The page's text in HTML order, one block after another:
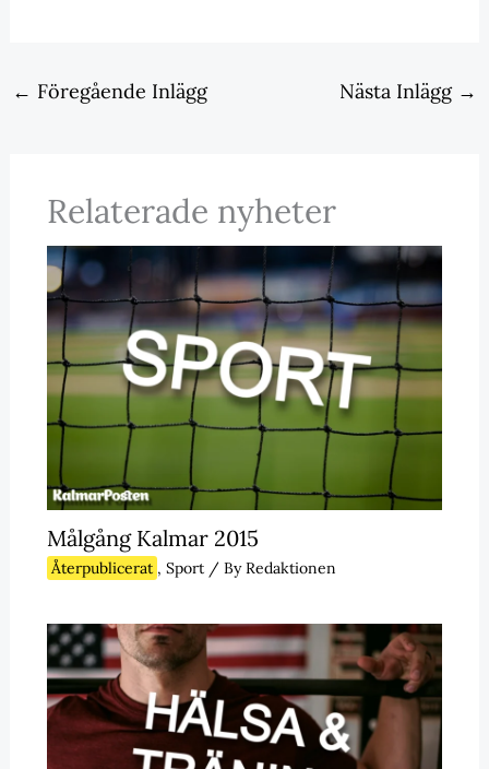
← Föregående Inlägg Nästa Inlägg →
Relaterade nyheter
Målgång Kalmar 2015
Återpublicerat , Sport/ ByRedaktionen